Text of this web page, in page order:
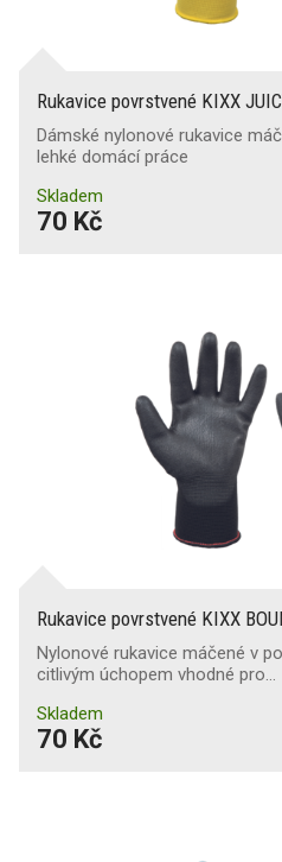
Rukavice povrstvené KIXX
Dámské nylonové rukavice
lehké domácí práce
Skladem
70 Kč
Rukavice povrstvené KIXX
Nylonové rukavice máčené v
citlivým úchopem vhodné pro…
Skladem
70 Kč